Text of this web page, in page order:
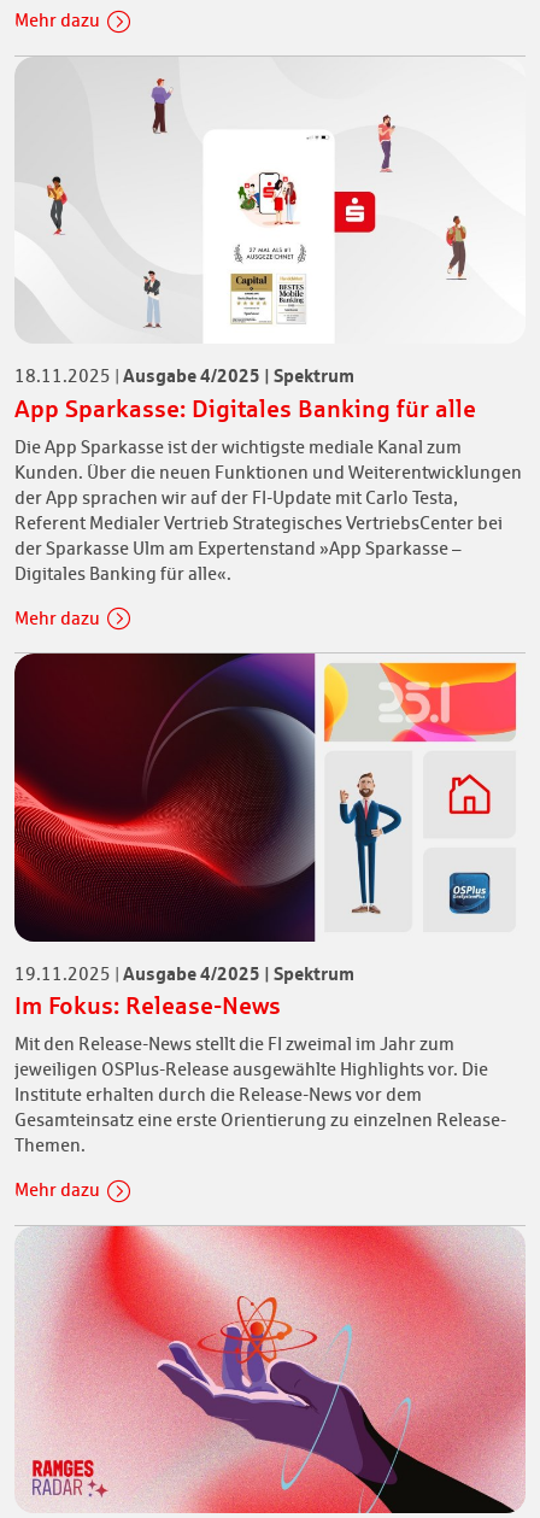
Mehr dazu
18.11.2025 | Ausgabe 4/2025 | Spektrum
App Sparkasse: Digitales Banking für alle
Die App Sparkasse ist der wichtigste mediale Kanal zum
Kunden. Über die neuen Funktionen und Weiterentwicklungen
der App sprachen wir auf der FI-Update mit Carlo Testa,
Referent Medialer Vertrieb Strategisches VertriebsCenter bei
der Sparkasse Ulm am Expertenstand »App Sparkasse –
Digitales Banking für alle«.
Mehr dazu
19.11.2025 | Ausgabe 4/2025 | Spektrum
Im Fokus: Release-News
Mit den Release-News stellt die FI zweimal im Jahr zum
jeweiligen OSPlus-Release ausgewählte Highlights vor. Die
Institute erhalten durch die Release-News vor dem
Gesamteinsatz eine erste Orientierung zu einzelnen Release-
Themen.
Mehr dazu